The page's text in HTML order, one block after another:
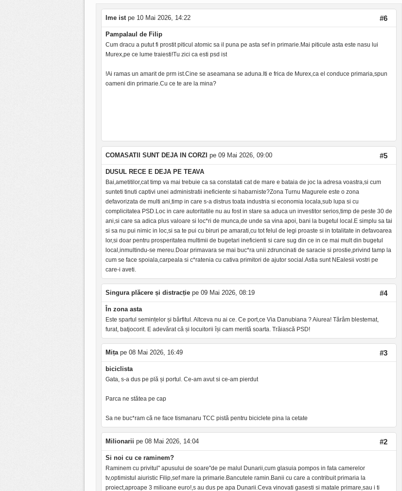
Ime istpe 10 Mai 2026, 14:22 #6
Pampalaul de Filip
Cum dracu a putut fi prostit piticul atomic sa il puna pe asta sef in primarie.Mai piticule asta este nasu lui
Murex,pe ce lume traiesti!Tu zici ca esti psd ist
!Ai ramas un amarit de prm ist.Cine se aseamana se aduna.Iti e frica de Murex,ca el conduce primaria,spun
oameni din primarie.Cu ce te are la mina?
COMASATII SUNT DEJA IN CORZI pe 09 Mai 2026, 09:00 #5
DUSUL RECE E DEJA PE TEAVA
Bai,ametitilor,cat timp va mai trebuie ca sa constatati cat de mare e bataia de joc la adresa voastra,si cum
sunteti tinuti captivi unei administratii ineficiente si habarniste?Zona Turnu Magurele este o zona
defavorizata de multi ani,timp in care s-a distrus toata industria si economia locala,sub lupa si cu
complicitatea PSD.Loc in care autoritatile nu au fost in stare sa aduca un investitor serios,timp de peste 30 de
ani,si care sa adica plus valoare si loc*ri de munca,de unde sa vina apoi, bani la bugetul local.E simplu sa tai
si sa nu pui nimic in loc,si sa te pui cu biruri pe amarati,cu tot felul de legi proaste si in totalitate in defavoarea
lor,si doar pentru prosperitatea multimii de bugetari ineficienti si care sug din ce in ce mai mult din bugetul
local,inmultindu-se mereu.Doar primavara se mai buc*ra unii zdruncinati de saracie si prostie,privind tamp la
cum se face spoiala,carpeala si c*ratenia cu cativa primitori de ajutor social.Astia sunt NEalesii vostri pe
care-i aveti.
Singura plăcere și distracție pe 09 Mai 2026, 08:19 #4
În zona asta
Este spartul semințelor și bârfitul. Altceva nu ai ce. Ce port,ce Via Danubiana ? Aiurea! Tărâm blestemat,
furat, batjocorit. E adevărat că și locuitorii își cam merită soarta. Trăiască PSD!
Mița pe 08 Mai 2026, 16:49 #3
biciclista
Gata, s-a dus pe plă și portul. Ce-am avut si ce-am pierdut
Parca ne stătea pe cap
Sa ne buc*ram că ne face tismanaru TCC pistă pentru biciclete pina la cetate
Milionarii pe 08 Mai 2026, 14:04 #2
Si noi cu ce raminem?
Raminem cu privitul" apusului de soare"de pe malul Dunarii,cum glasuia pompos in fata camerelor
tv,optimistul aiuristic Filip,sef mare la primarie.Bancutele ramin.Banii cu care a contribuit primaria la
proiect,aproape 3 milioane euro!,s au dus pe apa Dunarii.Ceva vinovati gasesti si matale primare,sau i ti